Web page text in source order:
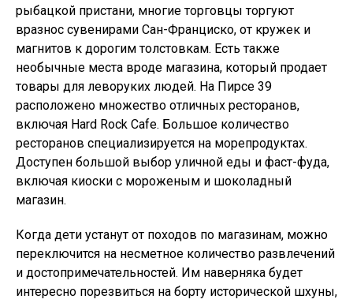
рыбацкой пристани, многие торговцы торгуют
вразнос сувенирами Сан-Франциско, от кружек и
магнитов к дорогим толстовкам. Есть также
необычные места вроде магазина, который продает
товары для леворуких людей. На Пирсе 39
расположено множество отличных ресторанов,
включая Hard Rock Cafe. Большое количество
ресторанов специализируется на морепродуктах.
Доступен большой выбор уличной еды и фаст-фуда,
включая киоски с мороженым и шоколадный
магазин.
Когда дети устанут от походов по магазинам, можно
переключится на несметное количество развлечений
и достопримечательностей. Им наверняка будет
интересно порезвиться на борту исторической шхуны,